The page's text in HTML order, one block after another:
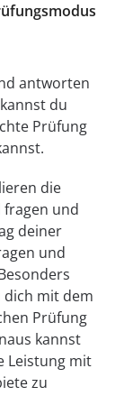
antworten
du
Prüfung
die
und
deiner
und
dich mit dem
Prüfung
kannst
Leistung mit
zu